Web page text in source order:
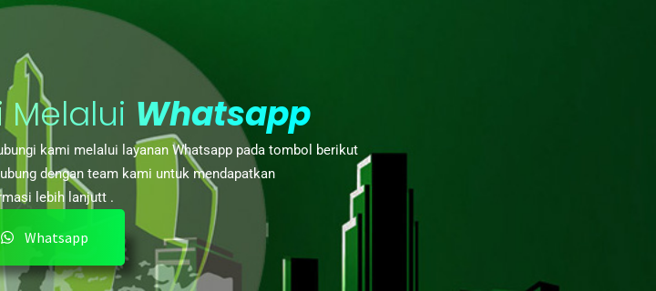
Melalui Whatsapp
kami melalui layanan Whatsapp pada tombol berikut
dengan team kami untuk mendapatkan
lebih lanjutt .
Whatsapp